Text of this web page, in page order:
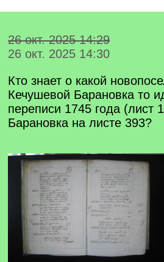
26 окт. 2025 14:29
26 окт. 2025 14:30
Кто знает о какой
Кечушевой Барановка то
переписи 1745 года (лист
Барановка на листе 393?